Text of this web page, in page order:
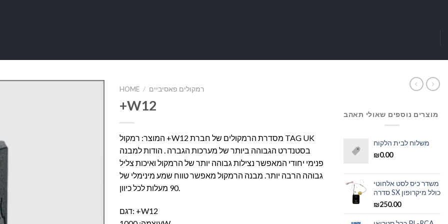
HOME / רמקולים פאסיביים
+W12
המוצר: רמקול +W12 מסדרת הרמקולים של חברת TAG UK
בסטנדרט הגבוהה ביותר של מערכות הגברה . הודות למבנה
פנימי יחודי המאפשר נצילות גבוהה יותר של הרמקול ואיכות צליל
גבוהה הרבה יותר. מבנה הרמקול מאפשר טווח שמע מינימלי של
90 מעלות לכל כיוון.
דגם: +W12
מוצרים נוספים שאולי תאהב
משלוח לבית הלקוח
₪0.00
משדר כיס לסט אלחוטי
סדרה SX כולל מיקרופון
₪250.00